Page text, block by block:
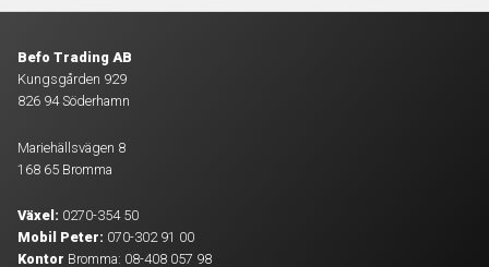
Befo Trading AB
Kungsgården 929
826 94 Söderhamn
Mariehällsvägen 8
168 65 Bromma
Växel: 0270-354 50
Mobil Peter: 070-302 91 00
Kontor Bromma: 08-408 057 98